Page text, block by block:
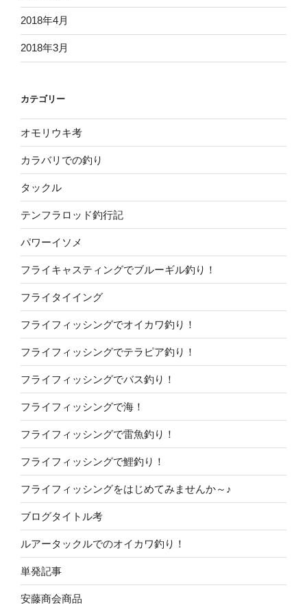
2018年4月
2018年3月
カテゴリー
オモリウキ考
カラバリでの釣り
タックル
テンフラロッド釣行記
パワーイソメ
フライキャスティングでブルーギル釣り！
フライタイイング
フライフィッシングでオイカワ釣り！
フライフィッシングでテラピア釣り！
フライフィッシングでバス釣り！
フライフィッシングで海！
フライフィッシングで雷魚釣り！
フライフィッシングで鯉釣り！
フライフィッシングをはじめてみませんか～♪
ブログタイトル考
ルアータックルでのオイカワ釣り！
単発記事
安藤商会商品